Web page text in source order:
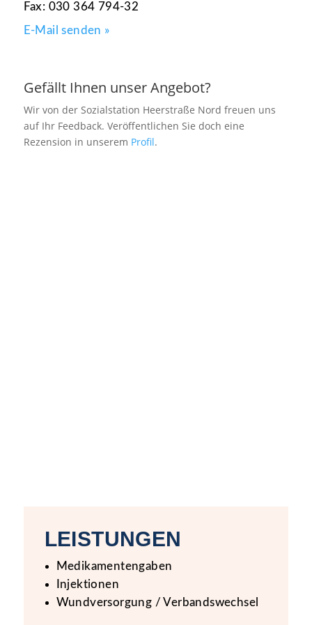
Fax: 030 364 794-32
E-Mail senden »
Gefällt Ihnen unser Angebot?
Wir von der Sozialstation Heerstraße Nord freuen uns
auf Ihr Feedback. Veröffentlichen Sie doch eine
Rezension in unserem Profil.
Stefanie Röseler
LEISTUNGEN
Medikamentengaben
Injektionen
Wundversorgung / Verbandswechsel